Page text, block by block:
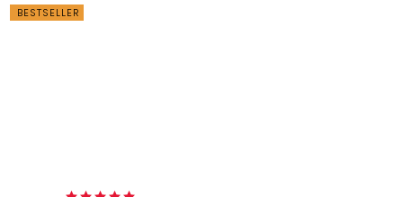
BESTSELLER